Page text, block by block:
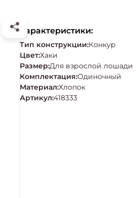
Характеристики:
Тип конструкции:Конкур
Цвет:Хаки
Размер:Для взрослой лошади
Комплектация:Одиночный
Материал:Хлопок
Артикул:418333